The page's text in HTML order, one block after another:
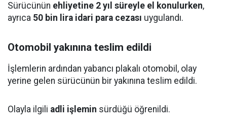
Sürücünün ehliyetine 2 yıl süreyle el konulurken,
ayrıca 50 bin lira idari para cezası uygulandı.
Otomobil yakınına teslim edildi
İşlemlerin ardından yabancı plakalı otomobil, olay
yerine gelen sürücünün bir yakınına teslim edildi.
Olayla ilgili adli işlemin sürdüğü öğrenildi.